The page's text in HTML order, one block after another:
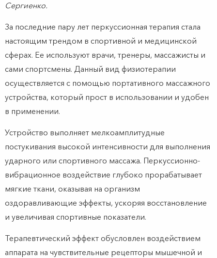
Сергиенко.
За последние пару лет перкуссионная терапия стала
настоящим трендом в спортивной и медицинской
сферах. Ее используют врачи, тренеры, массажисты и
сами спортсмены. Данный вид физиотерапии
осуществляется с помощью портативного массажного
устройства, который прост в использовании и удобен
в применении.
Устройство выполняет мелкоамплитудные
постукивания высокой интенсивности для выполнения
ударного или спортивного массажа. Перкуссионно-
вибрационное воздействие глубоко прорабатывает
мягкие ткани, оказывая на организм
оздоравливающие эффекты, ускоряя восстановление
и увеличивая спортивные показатели.
Терапевтический эффект обусловлен воздействием
аппарата на чувствительные рецепторы мышечной и